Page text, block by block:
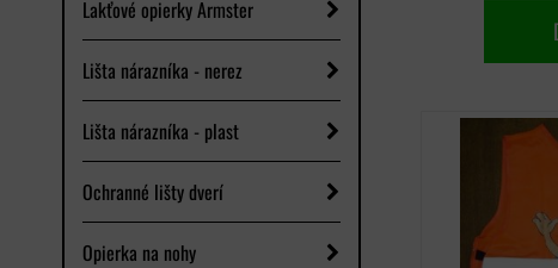
Lakťové opierky Armster
Lišta nárazníka - nerez
Lišta nárazníka - plast
Ochranné lišty dverí
Opierka na nohy